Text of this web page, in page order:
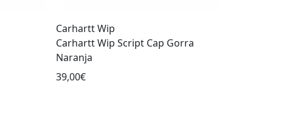
Carhartt Wip
Carhartt Wip Script Cap Gorra
Naranja
39,00€